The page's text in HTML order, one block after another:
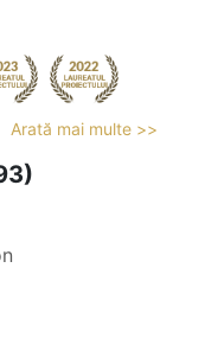
Arată mai multe >>